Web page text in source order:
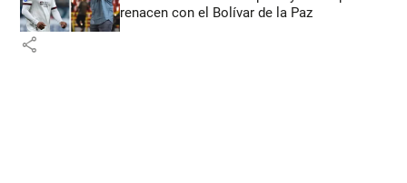
renacen con el Bolívar de la Paz
share